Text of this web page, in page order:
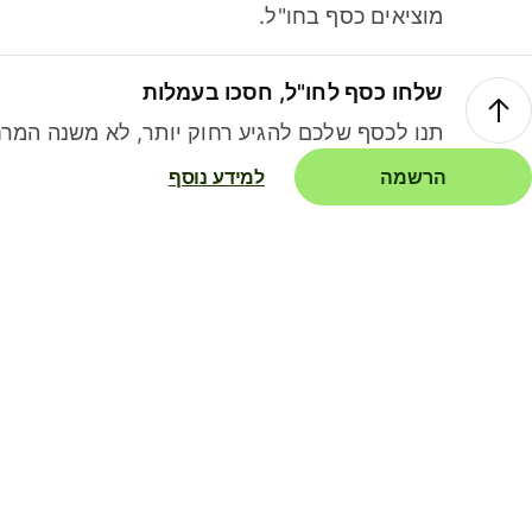
מוציאים כסף בחו"ל.
שלחו כסף לחו"ל, חסכו בעמלות
תנו לכסף שלכם להגיע רחוק יותר, לא משנה
הרשמה למידע נוסף